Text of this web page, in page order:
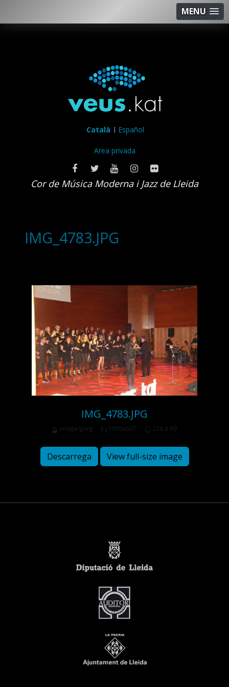
MENU
Català Español
Area privada
Cor de Música Moderna i Jazz de Lleida
IMG_4783.JPG
IMG_4783.JPG
image/jpeg 1000x667 236.8 KB
Descarrega View full-size image